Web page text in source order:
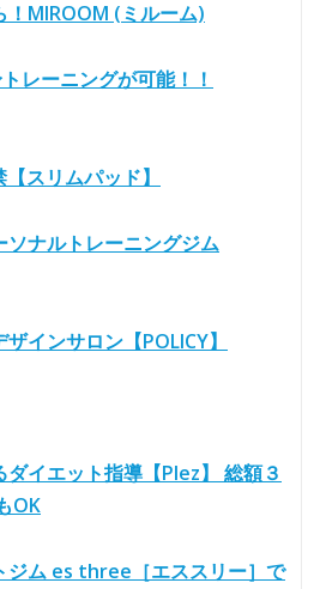
MIROOM (ミルーム)
レーニングが可能！！
スリムパッド】
ナルトレーニングジム
インサロン【POLICY】
イエット指導【Plez】 総額３
OK
ジム es three［エススリー］で